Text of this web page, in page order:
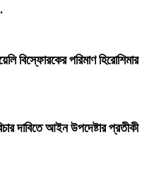
বিস্ফোরকের পরিমাণ হিরোশিমার
দাবিতে আইন উপদেষ্টার প্রতীকী